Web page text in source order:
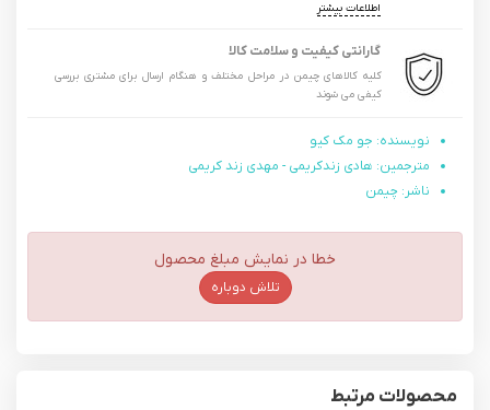
اطلاعات بیشتر
گارانتی کیفیت و سلامت کالا
کلیه کالاهای چیمن در مراحل مختلف و هنگام ارسال برای مشتری بررسی
کیفی می شوند
نویسنده: جو مک کیو
مترجمین: هادی زندکریمی - مهدی زند کریمی
ناشر: چیمن
خطا در نمایش مبلغ محصول
تلاش دوباره
محصولات مرتبط